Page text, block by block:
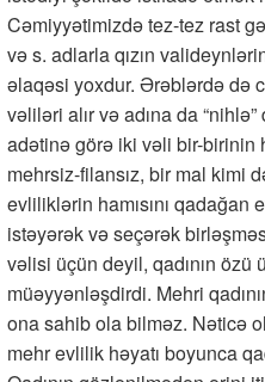
Cəmiyyətimizdə tez-tez rast
və s. adlarla qızın
əlaqəsi yoxdur. Ərəblərdə də
vəliləri alır və adına da
adətinə görə iki vəli bir-birinin
mehrsiz-filansız, bir mal kimi
evliliklərin hamısını
istəyərək və seçərək
vəlisi üçün deyil, qadının özü
müəyyənləşdirdi. Mehri
ona sahib ola bilməz. Nəticə
mehr evlilik həyatı boyunca